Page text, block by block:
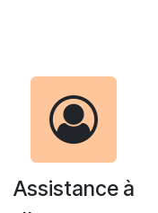
Assistance à